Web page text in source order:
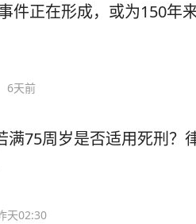
件正在形成，或为150年
6天前
满75周岁是否适用死刑？
天02:30